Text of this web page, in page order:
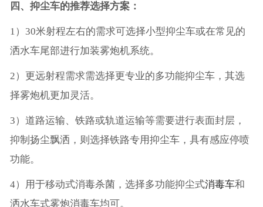
四、抑尘车的推荐选择方案：
1）30米射程左右的需求可选择小型抑尘车或在常见的
洒水车尾部进行加装雾炮机系统。
2）更远射程需求需选择更专业的多功能抑尘车，其选
择雾炮机更加灵活。
3）道路运输、铁路或轨道运输等需要进行表面封层，
抑制扬尘飘洒，则选择铁路专用抑尘车，具有感应停喷
功能。
4）用于移动式消毒杀菌，选择多功能抑尘式消毒车和
洒水车式雾炮消毒车均可。